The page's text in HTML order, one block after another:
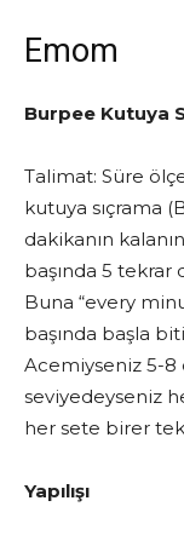
Emom
Burpee Kutuya
Talimat: Süre
kutuya sıçrama
dakikanın
başında 5 tekrar
Buna “every
başında başla
Acemiyseniz 5-8
seviyedeyseniz
her sete birer
Yapılışı